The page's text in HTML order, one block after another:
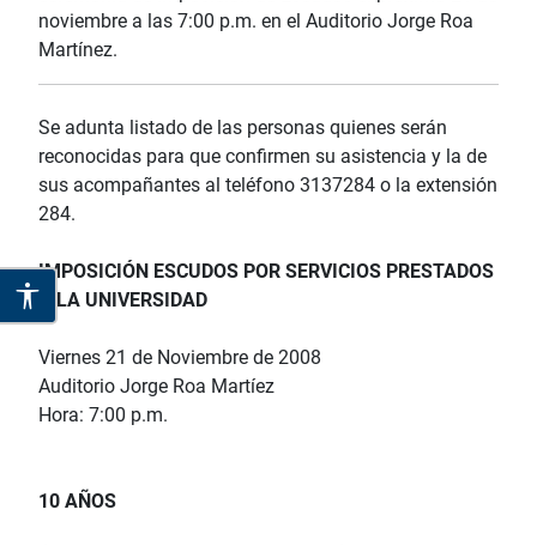
noviembre a las 7:00 p.m. en el Auditorio Jorge Roa
Martínez.
Se adunta listado de las personas quienes serán
reconocidas para que confirmen su asistencia y la de
sus acompañantes al teléfono 3137284 o la extensión
284.
IMPOSICIÓN ESCUDOS POR SERVICIOS PRESTADOS
A LA UNIVERSIDAD
Viernes 21 de Noviembre de 2008
Auditorio Jorge Roa Martíez
Hora: 7:00 p.m.
10 AÑOS